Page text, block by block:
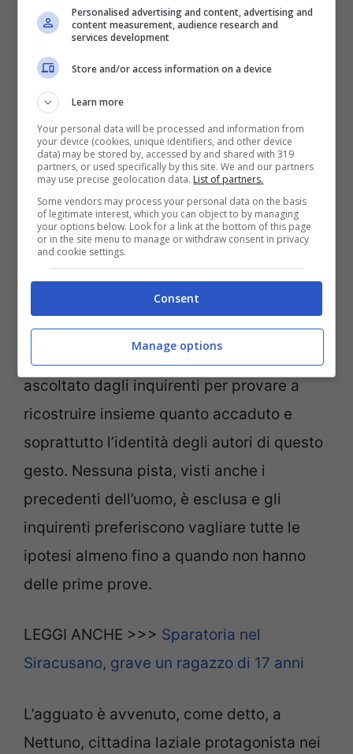
Indagini in corso sull’agguato avvenuto a Nettuno: le
ultime © Ansa
A preoccupare sono le condizioni del
16enne. Come riferito dall’
è stato colpito alla testa e al torace e i
sanitari hanno subito autorizzato il
trasferimento al
di Roma. La
prognosi non è ancora stata sciolta. Non è
grave, invece, il quadro clinico del padre
del 16enne, forseil vero obiettivo di
L’uomo nelle prossime ore potrebbe essere
ascoltato dagli inquirenti per provare a
ricostruire insieme quanto accaduto e
soprattutto l’identità degli autori di questo
gesto. Nessuna pista, visti anche i
precedenti dell’uomo, è esclusa e gli
inquirenti preferiscono vagliare tutte le
ipotesi almeno fino a quando non hanno
delle prime prove.
LEGGI ANCHE >>> Sparatoria nel
Siracusano, grave un ragazzo di 17 anni
L’agguato è avvenuto, come detto, a
Nettuno, cittadina laziale protagonista nei
Personalised advertising and content, advertising and
content measurement, audience research and
services development
Store and/or access information on a device
Learn more
Your personal data will be processed and information from
your device (cookies, unique identifiers, and other device
data) may be stored by, accessed by and shared with 319
partners, or used specifically by this site. We and our partners
may use precise geolocation data. List of partners.
Some vendors may process your personal data on the basis
of legitimate interest, which you can object to by managing
your options below. Look for a link at the bottom of this page
or in the site menu to manage or withdraw consent in privacy
and cookie settings.
Consent
Manage options